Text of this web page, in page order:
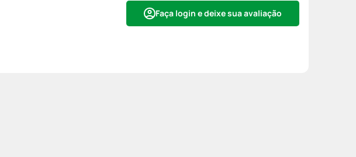
Faça login e deixe sua avaliação